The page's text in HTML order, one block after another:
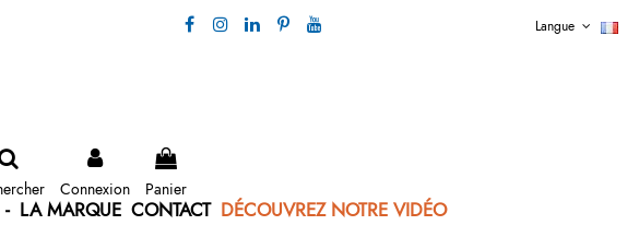
Langue
Connexion Panier
- LA MARQUE CONTACT DÉCOUVREZ NOTRE VIDÉO